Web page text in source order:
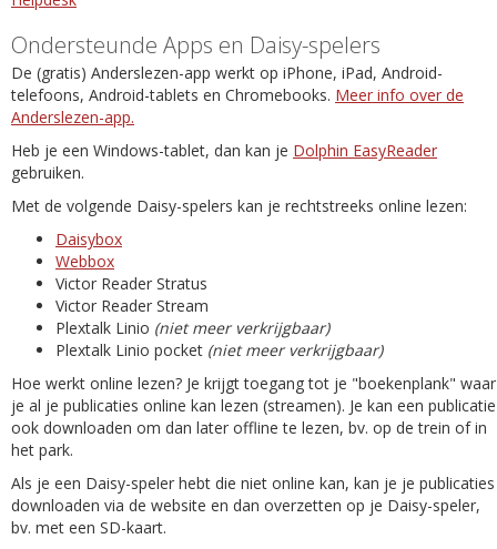
Ondersteunde Apps en Daisy-spelers
De (gratis) Anderslezen-app werkt op iPhone, iPad, Android-
telefoons, Android-tablets en Chromebooks. Meer info over de
Anderslezen-app.
Heb je een Windows-tablet, dan kan je Dolphin EasyReader
gebruiken.
Met de volgende Daisy-spelers kan je rechtstreeks online lezen:
Daisybox
Webbox
Victor Reader Stratus
Victor Reader Stream
Plextalk Linio (niet meer verkrijgbaar)
Plextalk Linio pocket (niet meer verkrijgbaar)
Hoe werkt online lezen? Je krijgt toegang tot je "boekenplank" waar
je al je publicaties online kan lezen (streamen). Je kan een publicatie
ook downloaden om dan later offline te lezen, bv. op de trein of in
het park.
Als je een Daisy-speler hebt die niet online kan, kan je je publicaties
downloaden via de website en dan overzetten op je Daisy-speler,
bv. met een SD-kaart.